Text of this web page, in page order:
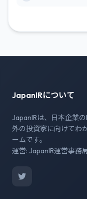
JapanIRについて
JapanIRは、日本企業
外の投資家に向けてわ
ームです。
運営: JapanIR運営事務